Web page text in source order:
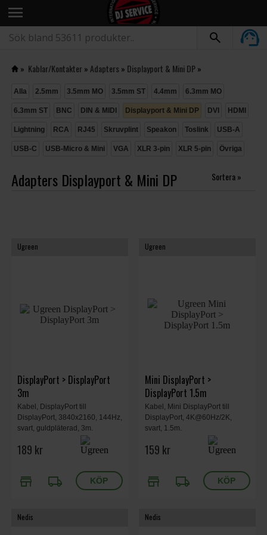
menu
» Kablar/Kontakter» Adapters » Displayport & Mini DP »
Alla 2.5mm 3.5mm MO 3.5mm ST 4.4mm 6.3mm MO
6.3mm ST BNC DIN & MIDI Displayport & Mini DP DVI HDMI
Lightning RCA RJ45 Skruvplint Speakon Toslink USB-A
USB-C USB-Micro & Mini VGA XLR 3-pin XLR 5-pin Övriga
Adapters Displayport & Mini DP Sortera »
Ugreen
DisplayPort > DisplayPort
3m
Kabel, DisplayPort till
DisplayPort, 3840x2160, 144Hz,
svart, guldpläterad, 3m.
189 kr
store local_shipping
Ugreen
Mini DisplayPort >
DisplayPort 1.5m
Kabel, Mini DisplayPort till
DisplayPort, 4K@60Hz/2K,
svart, 1.5m.
159 kr
store local_shipping
Nedis Nedis